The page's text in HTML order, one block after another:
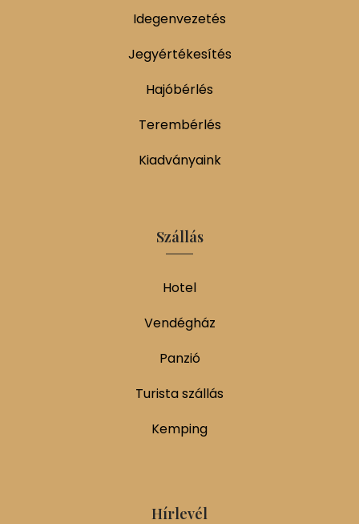
Idegenvezetés
Jegyértékesítés
Hajóbérlés
Terembérlés
Kiadványaink
Szállás
Hotel
Vendégház
Panzió
Turista szállás
Kemping
Hírlevél